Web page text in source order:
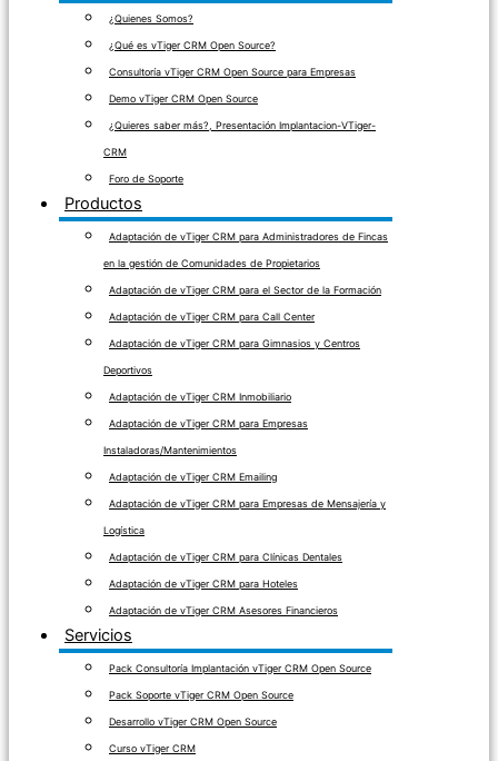
¿Quienes Somos?
¿Qué es vTiger CRM Open Source?
Consultoría vTiger CRM Open Source para Empresas
Demo vTiger CRM Open Source
¿Quieres saber más?, Presentación Implantacion-VTiger-
CRM
Foro de Soporte
Productos
Adaptación de vTiger CRM para Administradores de Fincas
en la gestión de Comunidades de Propietarios
Adaptación de vTiger CRM para el Sector de la Formación
Adaptación de vTiger CRM para Call Center
Adaptación de vTiger CRM para Gimnasios y Centros
Deportivos
Adaptación de vTiger CRM Inmobiliario
Adaptación de vTiger CRM para Empresas
Instaladoras/Mantenimientos
Adaptación de vTiger CRM Emailing
Adaptación de vTiger CRM para Empresas de Mensajería y
Logística
Adaptación de vTiger CRM para Clínicas Dentales
Adaptación de vTiger CRM para Hoteles
Adaptación de vTiger CRM Asesores Financieros
Servicios
Pack Consultoría Implantación vTiger CRM Open Source
Pack Soporte vTiger CRM Open Source
Desarrollo vTiger CRM Open Source
Curso vTiger CRM